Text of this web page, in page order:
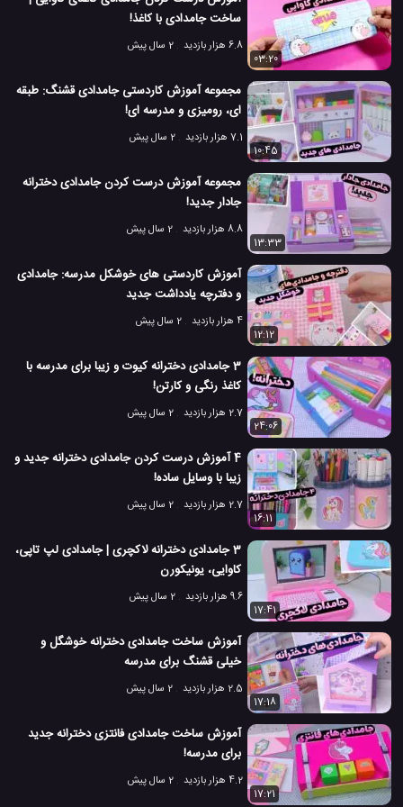
ساخت جامدادی با کاغذ!
6.8 هزار بازدید
2 سال پیش
03:20
مجموعه آموزش کاردستی جامدادی قشنگ: طبقه
ای، رومیزی و مدرسه ای!
7.1 هزار بازدید
2 سال پیش
10:45
مجموعه آموزش درست کردن جامدادی دخترانه
جادار جدید!
8.8 هزار بازدید
2 سال پیش
13:33
آموزش کاردستی های خوشکل مدرسه: جامدادی
و دفترچه یادداشت جدید
4 هزار بازدید
2 سال پیش
12:12
3 جامدادی دخترانه کیوت و زیبا برای مدرسه با
کاغذ رنگی و کارتن!
2.7 هزار بازدید
2 سال پیش
24:06
4 آموزش درست کردن جامدادی دخترانه جدید و
زیبا با وسایل ساده!
2.7 هزار بازدید
2 سال پیش
16:11
3 جامدادی دخترانه لاکچری | جامدادی لپ تاپی،
کاوایی، یونیکورن
9.6 هزار بازدید
2 سال پیش
17:41
آموزش ساخت جامدادی دخترانه خوشگل و
خیلی قشنگ برای مدرسه
2.5 هزار بازدید
2 سال پیش
17:18
آموزش ساخت جامدادی فانتزی دخترانه جدید
برای مدرسه!
4.2 هزار بازدید
2 سال پیش
17:21